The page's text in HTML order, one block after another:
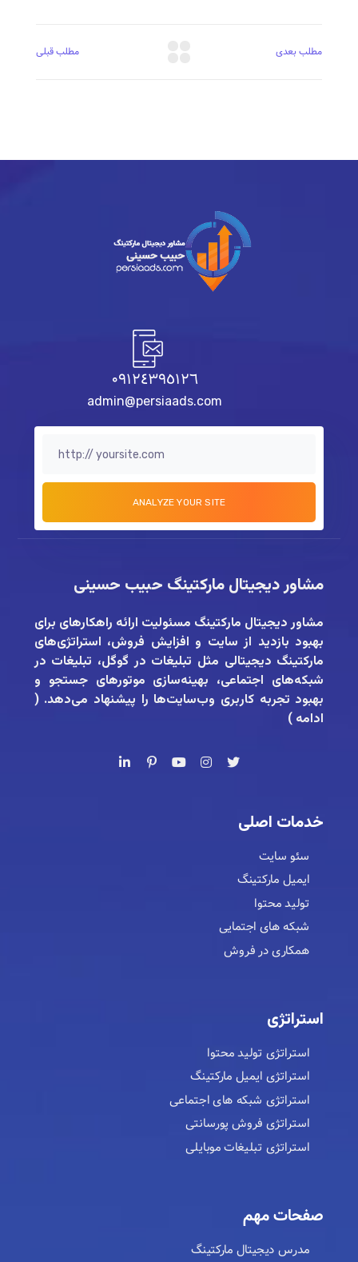
مطلب قبلی مطلب بعدی
٠٩١٢٤٣٩٥١٢٦
admin@persiaads.com
مشاور دیجیتال مارکتینگ حبیب حسینی
مشاور دیجیتال مارکتینگ مسئولیت ارائه راهکارهای برای
بهبود بازدید از سایت و افزایش فروش، استراتژی‌های
مارکتینگ دیجیتالی مثل تبلیغات در گوگل، تبلیغات در
شبکه‌های اجتماعی، بهینه‌سازی موتورهای جستجو و
بهبود تجربه کاربری وب‌سایت‌ها را پیشنهاد می‌دهد. (
ادامه )
خدمات اصلی
سئو سایت
ایمیل مارکتینگ
تولید محتوا
شبکه های اجتمایی
همکاری در فروش
استراتژی
استراتژی تولید محتوا
استراتژی ایمیل مارکتینگ
استراتژی شبکه های اجتماعی
استراتژی فروش پورسانتی
استراتژی تبلیغات موبایلی
صفحات مهم
مدرس دیجیتال مارکتینگ